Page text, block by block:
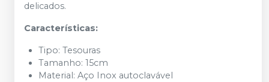
delicados.
Características:
Tipo: Tesouras
Tamanho: 15cm
Material: Aço Inox autoclavável